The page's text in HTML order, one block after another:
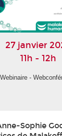
27 janvier
11h - 12h
Webinaire -
Sophie